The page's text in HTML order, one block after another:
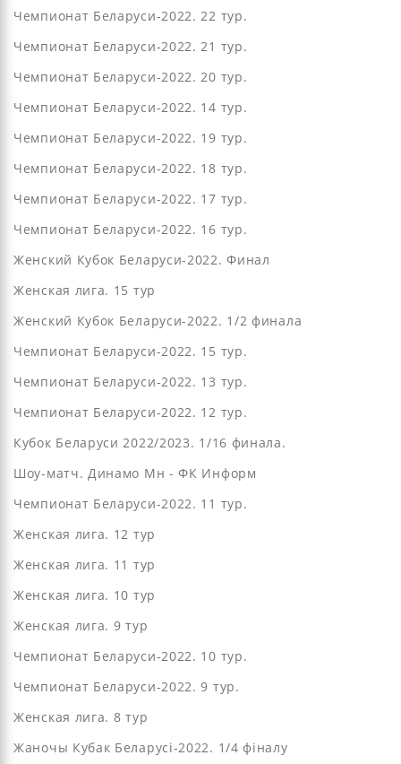
Чемпионат Беларуси-2022. 22 тур.
Чемпионат Беларуси-2022. 21 тур.
Чемпионат Беларуси-2022. 20 тур.
Чемпионат Беларуси-2022. 14 тур.
Чемпионат Беларуси-2022. 19 тур.
Чемпионат Беларуси-2022. 18 тур.
Чемпионат Беларуси-2022. 17 тур.
Чемпионат Беларуси-2022. 16 тур.
Женский Кубок Беларуси-2022. Финал
Женская лига. 15 тур
Женский Кубок Беларуси-2022. 1/2 финала
Чемпионат Беларуси-2022. 15 тур.
Чемпионат Беларуси-2022. 13 тур.
Чемпионат Беларуси-2022. 12 тур.
Кубок Беларуси 2022/2023. 1/16 финала.
Шоу-матч. Динамо Мн - ФК Информ
Чемпионат Беларуси-2022. 11 тур.
Женская лига. 12 тур
Женская лига. 11 тур
Женская лига. 10 тур
Женская лига. 9 тур
Чемпионат Беларуси-2022. 10 тур.
Чемпионат Беларуси-2022. 9 тур.
Женская лига. 8 тур
Жаночы Кубак Беларусі-2022. 1/4 фіналу